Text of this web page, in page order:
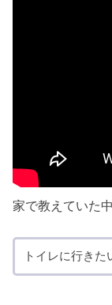
家で教えていた
トイレに行きた